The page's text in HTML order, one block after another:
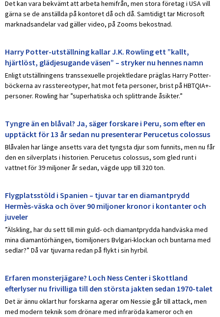
Det kan vara bekvämt att arbeta hemifrån, men stora företag i USA vill
gärna se de anställda på kontoret då och då. Samtidigt tar Microsoft
marknadsandelar vad gäller video, på Zooms bekostnad.
Harry Potter-utställning kallar J.K. Rowling ett ”kallt,
hjärtlöst, glädjesugande väsen” – stryker nu hennes namn
Enligt utställningens transsexuelle projektledare präglas Harry Potter-
böckerna av rasstereotyper, hat mot feta personer, brist på HBTQIA+-
personer. Rowling har ”superhatiska och splittrande åsikter.”
Tyngre än en blåval? Ja, säger forskare i Peru, som efter en
upptäckt för 13 år sedan nu presenterar Perucetus colossus
Blåvalen har länge ansetts vara det tyngsta djur som funnits, men nu får
den en silverplats i historien. Perucetus colossus, som gled runt i
vattnet för 39 miljoner år sedan, vägde upp till 320 ton.
Flygplatsstöld i Spanien – tjuvar tar en diamantprydd
Hermès-väska och över 90 miljoner kronor i kontanter och
juveler
”Älskling, har du sett till min guld- och diamantprydda handväska med
mina diamantörhängen, tiomiljoners Bvlgari-klockan och buntarna med
sedlar?” Då var tjuvarna redan på flykt i sin hyrbil.
Erfaren monsterjägare? Loch Ness Center i Skottland
efterlyser nu frivilliga till den största jakten sedan 1970-talet
Det är ännu oklart hur forskarna agerar om Nessie går till attack, men
med modern teknik som drönare med infraröda kameror och en